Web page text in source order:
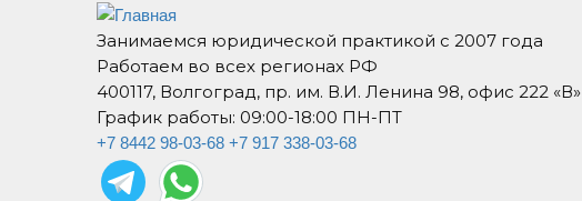
Занимаемся юридической практикой с 2007 года
Работаем во всех регионах РФ
400117, Волгоград, пр. им. В.И. Ленина 98, офис 222 «В»
График работы: 09:00-18:00 ПН-ПТ
+7 8442 98-03-68 +7 917 338-03-68